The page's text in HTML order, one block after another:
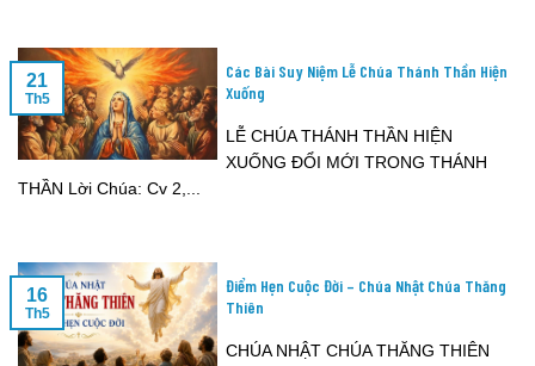
Các Bài Suy Niệm Lễ Chúa Thánh Thần Hiện
Xuống
LỄ CHÚA THÁNH THẦN HIỆN
XUỐNG ĐỔI MỚI TRONG THÁNH
THẦN Lời Chúa: Cv 2,...
21
Th5
Điểm Hẹn Cuộc Đời – Chúa Nhật Chúa Thăng
Thiên
CHÚA NHẬT CHÚA THĂNG THIÊN
16
Th5